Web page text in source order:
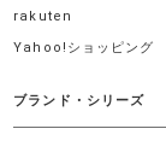
rakuten
Yahoo!ショッピング
ブランド・シリーズ